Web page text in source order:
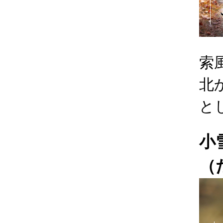
索
北
と
小